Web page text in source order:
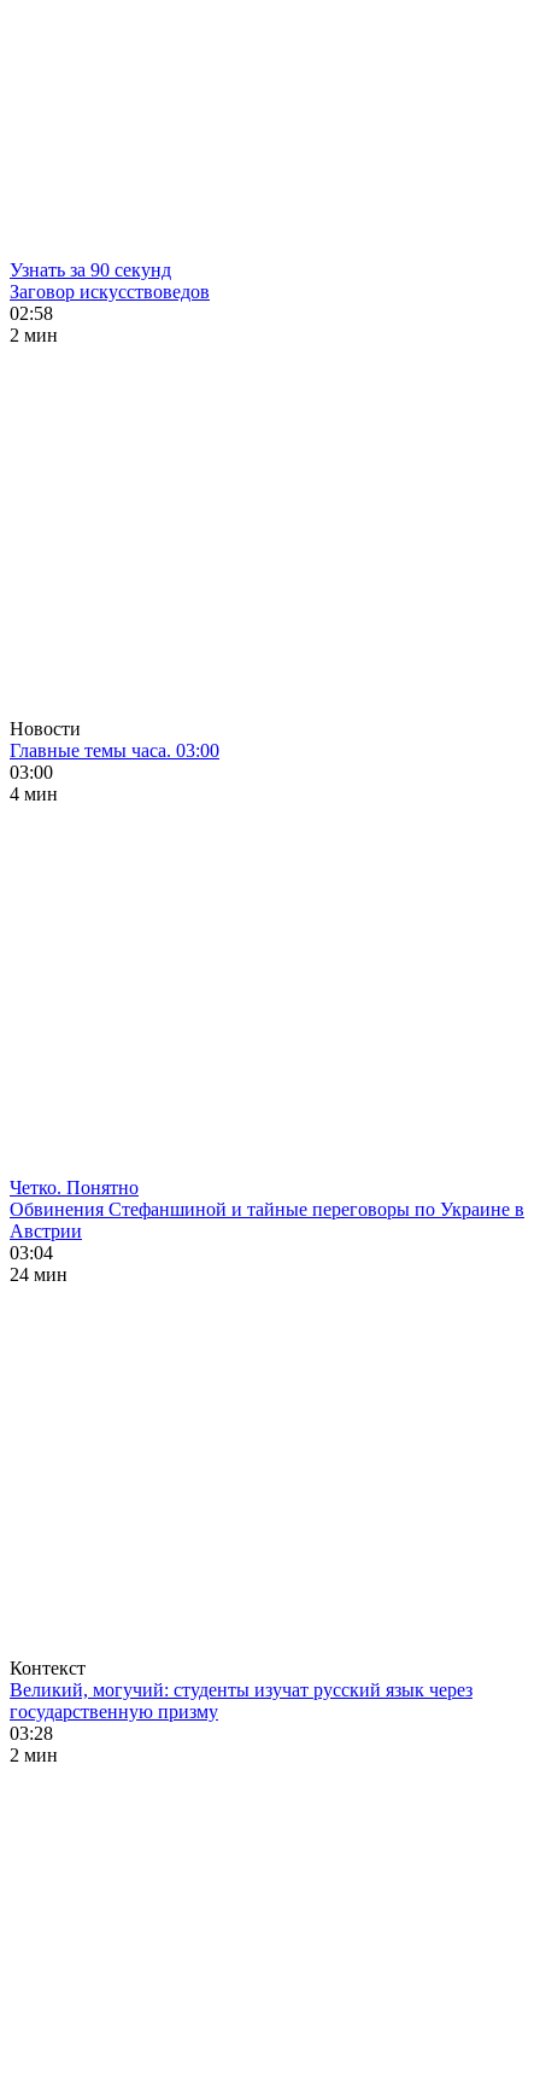
Узнать за 90 секунд
Заговор искусствоведов
02:58
2 мин
Новости
Главные темы часа. 03:00
03:00
4 мин
Четко. Понятно
Обвинения Стефаншиной и тайные переговоры по Украине в
Австрии
03:04
24 мин
Контекст
Великий, могучий: студенты изучат русский язык через
государственную призму
03:28
2 мин